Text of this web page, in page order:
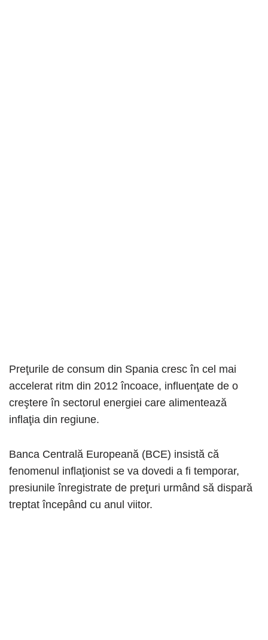
Preţurile de consum din Spania cresc în cel mai
accelerat ritm din 2012 încoace, influenţate de o
creştere în sectorul energiei care alimentează
inflaţia din regiune.
Banca Centrală Europeană (BCE) insistă că
fenomenul inflaţionist se va dovedi a fi temporar,
presiunile înregistrate de preţuri urmând să dispară
treptat începând cu anul viitor.